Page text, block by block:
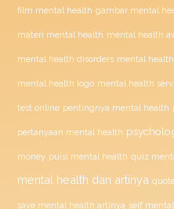
film mental health gambar mental
materi mental health mental health
mental health disorders mental
mental health logo mental health
test online pentingnya mental health
pertanyaan mental health
money puisi mental health quiz
mental health dan artinya
save mental health artinya self